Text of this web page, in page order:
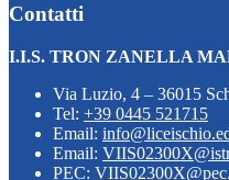
Contatti
I.I.S. TRON ZANELLA
Via Luzio, 4 – 36015
Tel: +39 0445 521715
Email:
Email:
PEC: